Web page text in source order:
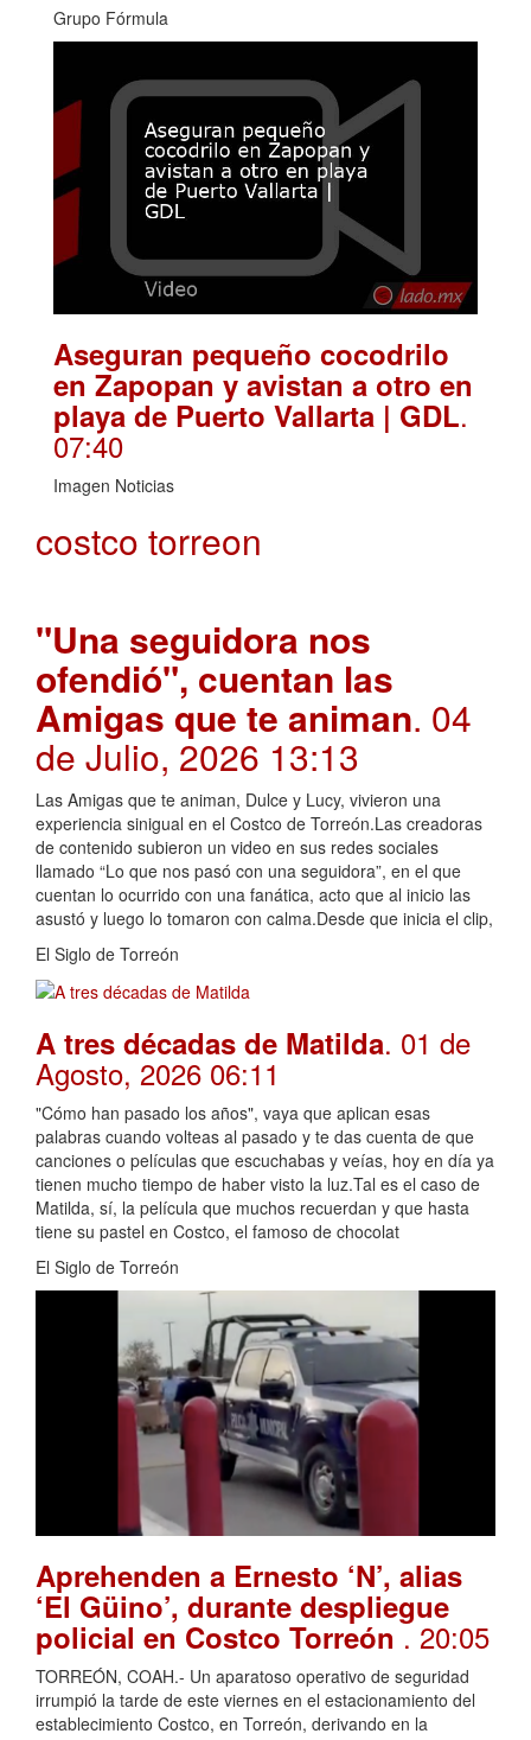
Grupo Fórmula
Aseguran pequeño cocodrilo
en Zapopan y avistan a otro en
playa de Puerto Vallarta | GDL.
07:40
Imagen Noticias
costco torreon
"Una seguidora nos
ofendió", cuentan las
Amigas que te animan. 04
de Julio, 2026 13:13
Las Amigas que te animan, Dulce y Lucy, vivieron una
experiencia sinigual en el Costco de Torreón.Las creadoras
de contenido subieron un video en sus redes sociales
llamado “Lo que nos pasó con una seguidora”, en el que
cuentan lo ocurrido con una fanática, acto que al inicio las
asustó y luego lo tomaron con calma.Desde que inicia el clip,
El Siglo de Torreón
A tres décadas de Matilda. 01 de
Agosto, 2026 06:11
"Cómo han pasado los años", vaya que aplican esas
palabras cuando volteas al pasado y te das cuenta de que
canciones o películas que escuchabas y veías, hoy en día ya
tienen mucho tiempo de haber visto la luz.Tal es el caso de
Matilda, sí, la película que muchos recuerdan y que hasta
tiene su pastel en Costco, el famoso de chocolat
El Siglo de Torreón
Aprehenden a Ernesto ‘N’, alias
‘El Güino’, durante despliegue
policial en Costco Torreón. 20:05
TORREÓN, COAH.- Un aparatoso operativo de seguridad
irrumpió la tarde de este viernes en el estacionamiento del
establecimiento Costco, en Torreón, derivando en la